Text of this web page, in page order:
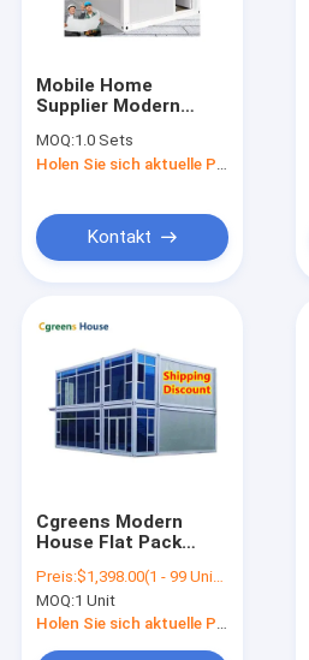
Mobile Home
Supplier Modern
Prefab 20Ft Portable
Tiny Container
MOQ:1.0 Sets
Kontakt
Cgreens Modern
House Flat Pack
Portable Mobile
Home Container
House Modular Flat
Preis:$1,398.00(1 - 99 Units) $1,298.00(100 - 9998 Units) $998.00(>=9999 Units)
MOQ:1 Unit
Holen Sie sich aktuelle Preis